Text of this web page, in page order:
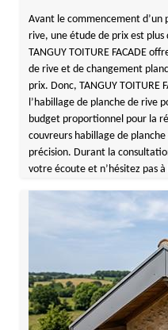
Avant le commencement d’un
rive, une étude de prix est plus
TANGUY TOITURE FACADE
de rive et de changement
prix. Donc, TANGUY TOITURE
l’habillage de planche de rive
budget proportionnel pour la
couvreurs habillage de
précision. Durant la
votre écoute et n’hésitez pas